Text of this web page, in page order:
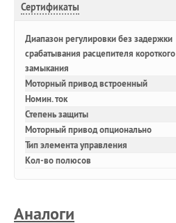
Сертификаты
Диапазон регулировки без задержки
срабатывания расцепителя короткого
замыкания
Моторный привод встроенный
Номин. ток
Степень защиты
Моторный привод опционально
Тип элемента управления
Кол-во полюсов
Аналоги